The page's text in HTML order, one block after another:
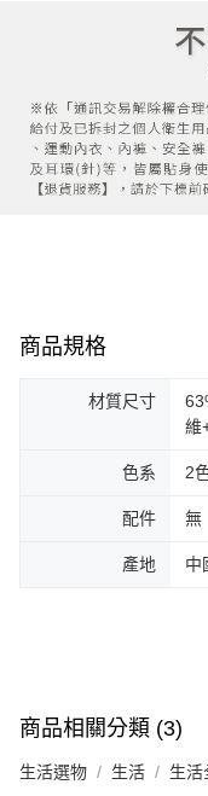
商品規格
材質尺寸
維
色系 2
配件 無
產地 中
商品相關分類 (3)
生活選物 生活 生活